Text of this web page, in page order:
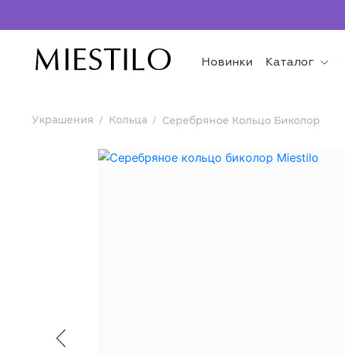
Новинки Каталог
Украшения Кольца Серебряное Кольцо Биколор